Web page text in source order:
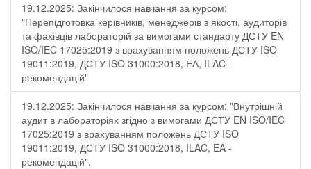
19.12.2025: Закінчилося навчання за курсом:
"Перепідготовка керівників, менеджерів з якості, аудиторів
та фахівців лабораторій за вимогами стандарту ДСТУ EN
ISO/IEC 17025:2019 з врахуванням положень ДСТУ ISO
19011:2019, ДСТУ ISO 31000:2018, ЕА, ILAC-
рекомендацій"
19.12.2025: Закінчилося навчання за курсом: "Внутрішній
аудит в лабораторіях згідно з вимогами ДСТУ EN ISO/IEC
17025:2019 з врахуванням положень ДСТУ ISO
19011:2019, ДСТУ ISO 31000:2018, ILAC, EA -
рекомендацій".